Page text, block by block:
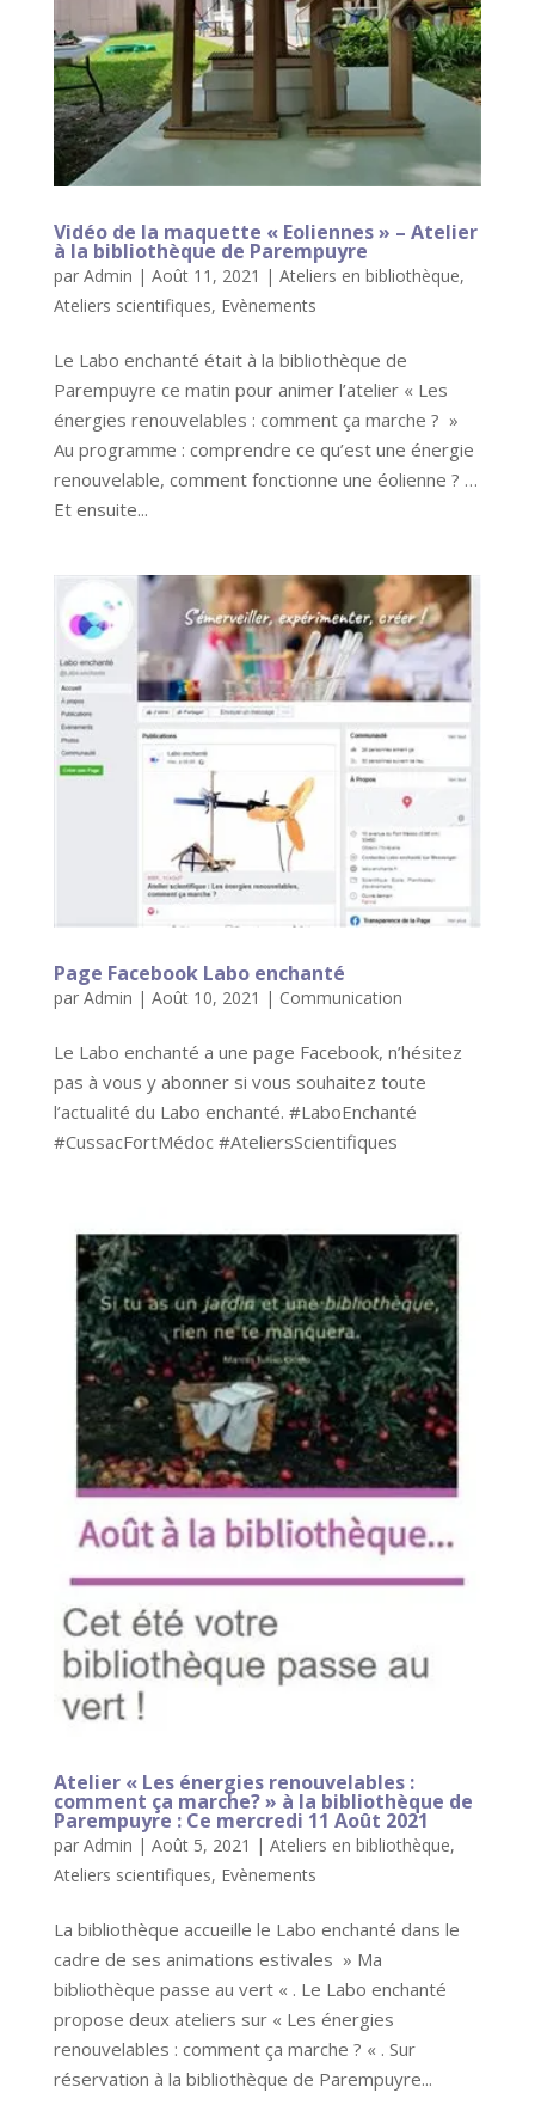
Vidéo de la maquette « Eoliennes » – Atelier
à la bibliothèque de Parempuyre
par Admin | Août 11, 2021 | Ateliers en bibliothèque,
Ateliers scientifiques, Evènements
Le Labo enchanté était à la bibliothèque de
Parempuyre ce matin pour animer l’atelier « Les
énergies renouvelables : comment ça marche ? »
Au programme : comprendre ce qu’est une énergie
renouvelable, comment fonctionne une éolienne ? …
Et ensuite...
Page Facebook Labo enchanté
par Admin | Août 10, 2021 | Communication
Le Labo enchanté a une page Facebook, n’hésitez
pas à vous y abonner si vous souhaitez toute
l’actualité du Labo enchanté. #LaboEnchanté
#CussacFortMédoc #AteliersScientifiques
Atelier « Les énergies renouvelables :
comment ça marche? » à la bibliothèque de
Parempuyre : Ce mercredi 11 Août 2021
par Admin | Août 5, 2021 | Ateliers en bibliothèque,
Ateliers scientifiques, Evènements
La bibliothèque accueille le Labo enchanté dans le
cadre de ses animations estivales » Ma
bibliothèque passe au vert « . Le Labo enchanté
propose deux ateliers sur « Les énergies
renouvelables : comment ça marche ? « . Sur
réservation à la bibliothèque de Parempuyre...